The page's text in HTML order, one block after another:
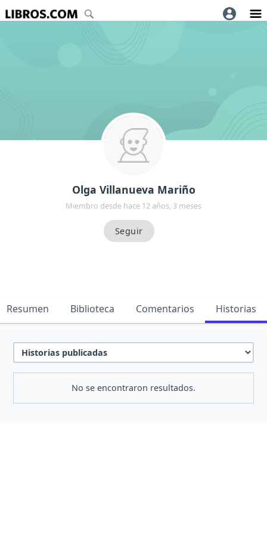
Olga Villanueva Mariño
Miembro desde hace 12 años, 3 meses
Resumen Biblioteca Comentarios Historias
No se encontraron resultados.